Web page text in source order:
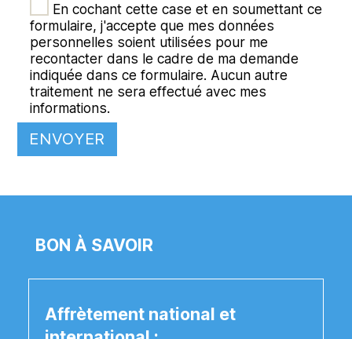
En cochant cette case et en soumettant ce
formulaire, j'accepte que mes données
personnelles soient utilisées pour me
recontacter dans le cadre de ma demande
indiquée dans ce formulaire. Aucun autre
traitement ne sera effectué avec mes
informations.
BON À SAVOIR
Affrètement national et